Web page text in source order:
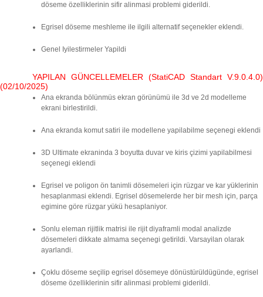
döseme özelliklerinin sifir alinmasi problemi giderildi.
Egrisel döseme meshleme ile ilgili alternatif seçenekler eklendi.
Genel Iyilestirmeler Yapildi
YAPILAN GÜNCELLEMELER (StatiCAD Standart V.9.0.4.0)
(02/10/2025)
Ana ekranda bölünmüs ekran görünümü ile 3d ve 2d modelleme
ekrani birlestirildi.
Ana ekranda komut satiri ile modellene yapilabilme seçenegi eklendi
3D Ultimate ekraninda 3 boyutta duvar ve kiris çizimi yapilabilmesi
seçenegi eklendi
Egrisel ve poligon ön tanimli dösemeleri için rüzgar ve kar yüklerinin
hesaplanmasi eklendi. Egrisel dösemelerde her bir mesh için, parça
egimine göre rüzgar yükü hesaplaniyor.
Sonlu eleman rijitlik matrisi ile rijit diyaframli modal analizde
dösemeleri dikkate almama seçenegi getirildi. Varsayilan olarak
ayarlandi.
Çoklu döseme seçilip egrisel dösemeye dönüstürüldügünde, egrisel
döseme özelliklerinin sifir alinmasi problemi giderildi.